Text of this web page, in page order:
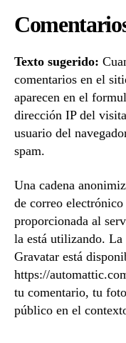
Texto sugerido:
comentarios en el
aparecen en el
dirección IP del
usuario del
spam.
Una cadena
de correo
proporcionada al
la está utilizando.
Gravatar está
https://
tu comentario, tu
público en el